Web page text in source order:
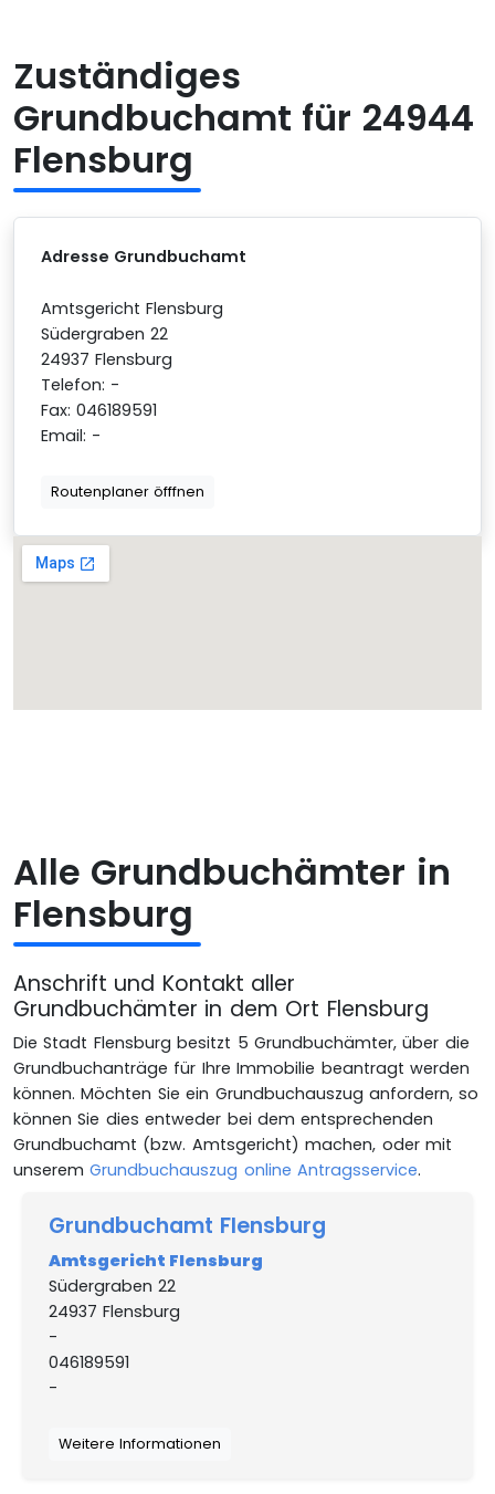
Zuständiges
Grundbuchamt für 24944
Flensburg
Adresse Grundbuchamt
Amtsgericht Flensburg
Südergraben 22
24937 Flensburg
Telefon: -
Fax: 046189591
Email: -
Routenplaner öfffnen
Alle Grundbuchämter in
Flensburg
Anschrift und Kontakt aller
Grundbuchämter in dem Ort Flensburg
Die Stadt Flensburg besitzt 5 Grundbuchämter, über die
Grundbuchanträge für Ihre Immobilie beantragt werden
können. Möchten Sie ein Grundbuchauszug anfordern, so
können Sie dies entweder bei dem entsprechenden
Grundbuchamt (bzw. Amtsgericht) machen, oder mit
unseremGrundbuchauszug online Antragsservice.
Grundbuchamt Flensburg
Amtsgericht Flensburg
Südergraben 22
24937 Flensburg
-
046189591
-
Weitere Informationen